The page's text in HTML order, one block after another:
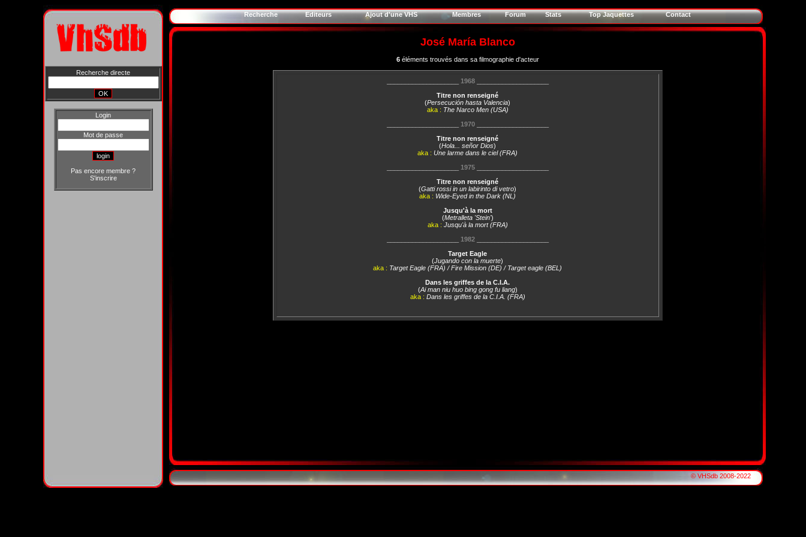
Recherche directe
Login
Mot de passe
Pas encore membre ?
S'inscrire
Recherche Editeurs Ajout d'une VHS Membres Forum Stats Top Jaquettes Contact
José María Blanco
6éléments trouvés dans sa filmographie d'acteur
1968____________________
Titre non renseigné
(Persecución hasta Valencia)
aka : The Narco Men (USA)
1970____________________
Titre non renseigné
(Hola... señor Dios)
aka : Une larme dans le ciel (FRA)
1975____________________
Titre non renseigné
(Gatti rossi in un labirinto di vetro)
aka : Wide-Eyed in the Dark (NL)
Jusqu'à la mort
(Metralleta 'Stein')
aka : Jusqu'à la mort (FRA)
1982____________________
Target Eagle
(Jugando con la muerte)
aka : Target Eagle (FRA) / Fire Mission (DE) / Target eagle (BEL)
Dans les griffes de la C.I.A.
(Ai man niu huo bing gong fu liang)
aka : Dans les griffes de la C.I.A. (FRA)
© VHSdb 2008-2022